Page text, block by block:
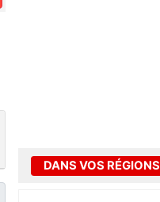
DANS VOS RÉGIONS